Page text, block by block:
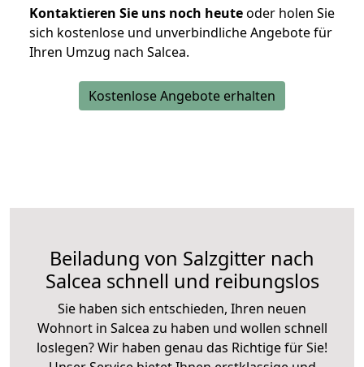
Kontaktieren Sie uns noch heuteoder holen Sie
sich kostenlose und unverbindliche Angebote für
Ihren Umzug nach Salcea.
Kostenlose Angebote erhalten
Beiladung von Salzgitter nach
Salcea schnell und reibungslos
Sie haben sich entschieden, Ihren neuen
Wohnort in Salcea zu haben und wollen schnell
loslegen? Wir haben genau das Richtige für Sie!